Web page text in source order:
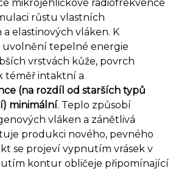
mikrojehličkové radiofrekvence
růstu vlastních
elastinových vláken. K
tepelné energie
vrstvách kůže, povrch
téměř intaktní a
(na rozdíl od starších typů
minimální. Teplo způsobí
vláken a zánětlivá
produkci nového, pevného
se projeví vypnutím vrásek v
kontur obličeje připomínající